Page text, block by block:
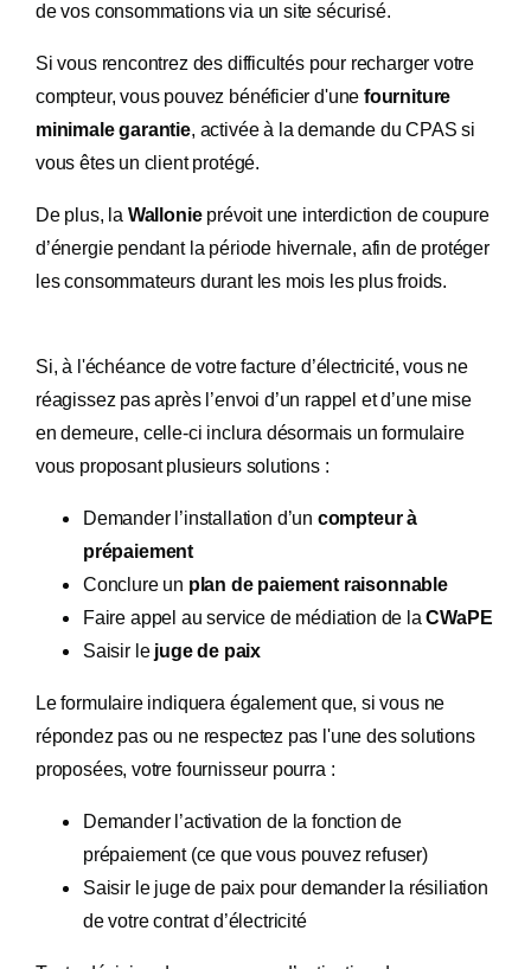
de vos consommations via un site sécurisé.
Si vous rencontrez des difficultés pour recharger votre
compteur, vous pouvez bénéficier d'une fourniture
minimale garantie, activée à la demande du CPAS si
vous êtes un client protégé.
De plus, la Wallonieprévoit une interdiction de coupure
d’énergie pendant la période hivernale, afin de protéger
les consommateurs durant les mois les plus froids.
Si, à l'échéance de votre facture d’électricité, vous ne
réagissez pas après l’envoi d’un rappel et d’une mise
en demeure, celle-ci inclura désormais un formulaire
vous proposant plusieurs solutions :
Demander l’installation d’un compteur à
prépaiement
Conclure un plan de paiement raisonnable
Faire appel au service de médiation de laCWaPE
Saisir le juge de paix
Le formulaire indiquera également que, si vous ne
répondez pas ou ne respectez pas l'une des solutions
proposées, votre fournisseur pourra :
Demander l’activation de la fonction de
prépaiement (ce que vous pouvez refuser)
Saisir le juge de paix pour demander la résiliation
de votre contrat d’électricité